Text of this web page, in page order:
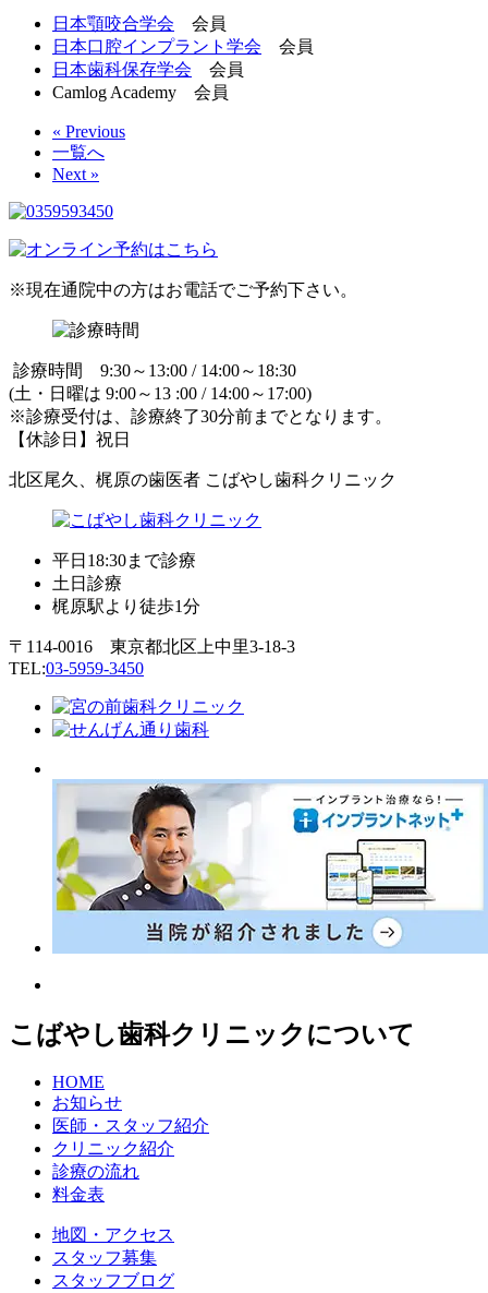
日本顎咬合学会 会員
日本口腔インプラント学会 会員
日本歯科保存学会 会員
Camlog Academy 会員
« Previous
一覧へ
Next »
※現在通院中の方はお電話でご予約下さい。
診療時間 9:30～13:00 / 14:00～18:30
(土・日曜は 9:00～13 :00 / 14:00～17:00)
※診療受付は、診療終了30分前までとなります。
【休診日】祝日
北区尾久、梶原の歯医者 こばやし歯科クリニック
平日18:30まで診療
土日診療
梶原駅より徒歩1分
〒114-0016 東京都北区上中里3-18-3
TEL:03-5959-3450
こばやし歯科クリニックについて
HOME
お知らせ
医師・スタッフ紹介
クリニック紹介
診療の流れ
料金表
地図・アクセス
スタッフ募集
スタッフブログ